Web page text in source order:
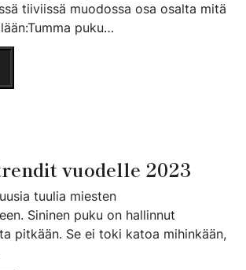
tiiviissä muodossa osa osalta mitä
puku…
vuodelle 2023
tuulia miesten
Sininen puku on hallinnut
pitkään. Se ei toki katoa mihinkään,